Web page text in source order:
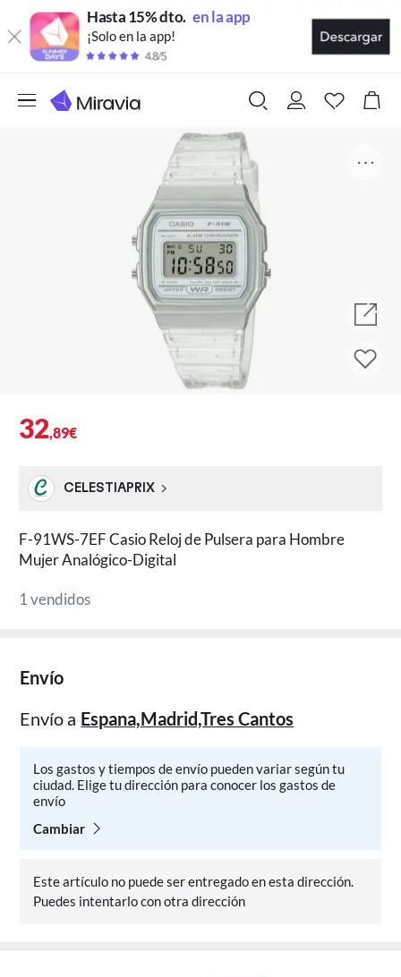
Hasta 15% dto. en la app
¡Solo en la app!
32,89€
CELESTIAPRIX
F-91WS-7EF Casio Reloj de Pulsera para Hombre
Mujer Analógico-Digital
1 vendidos
Envío
Envío a Espana,Madrid,Tres Cantos
Los gastos y tiempos de envío pueden variar según tu
ciudad. Elige tu dirección para conocer los gastos de
envío
Cambiar
Este artículo no puede ser entregado en esta dirección.
Puedes intentarlo con otra dirección